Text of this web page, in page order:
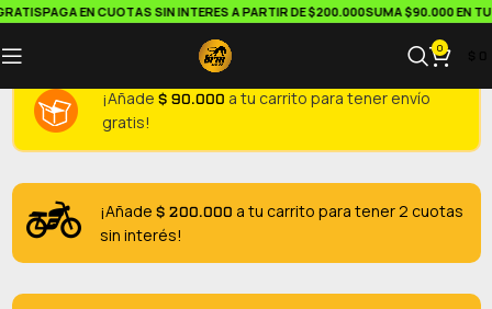
PAGA EN CUOTAS SIN INTERES A PARTIR DE $200.000SUMA $90.000 EN TU
0
¡Añade $90.000 a tu carrito para tener envío
gratis!
¡Añade $200.000 a tu carrito para tener 2 cuotas
sin interés!